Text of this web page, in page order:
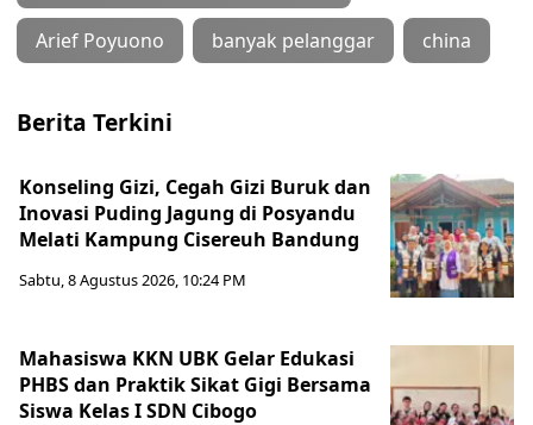
Arief Poyuono banyak pelanggar china
Berita Terkini
Konseling Gizi, Cegah Gizi Buruk dan
Inovasi Puding Jagung di Posyandu
Melati Kampung Cisereuh Bandung
Sabtu, 8 Agustus 2026, 10:24 PM
Mahasiswa KKN UBK Gelar Edukasi
PHBS dan Praktik Sikat Gigi Bersama
Siswa Kelas I SDN Cibogo